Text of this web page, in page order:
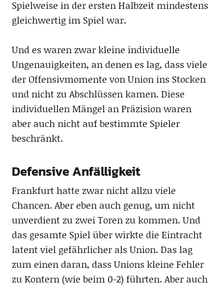
Spielweise in der ersten Halbzeit mindestens
gleichwertig im Spiel war.
Und es waren zwar kleine individuelle
Ungenauigkeiten, an denen es lag, dass viele
der Offensivmomente von Union ins Stocken
und nicht zu Abschlüssen kamen. Diese
individuellen Mängel an Präzision waren
aber auch nicht auf bestimmte Spieler
beschränkt.
Defensive Anfälligkeit
Frankfurt hatte zwar nicht allzu viele
Chancen. Aber eben auch genug, um nicht
unverdient zu zwei Toren zu kommen. Und
das gesamte Spiel über wirkte die Eintracht
latent viel gefährlicher als Union. Das lag
zum einen daran, dass Unions kleine Fehler
zu Kontern (wie beim 0-2) führten. Aber auch